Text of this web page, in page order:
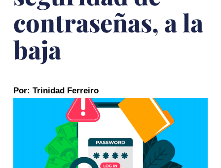
contraseñas, a la
baja
Por: Trinidad Ferreiro